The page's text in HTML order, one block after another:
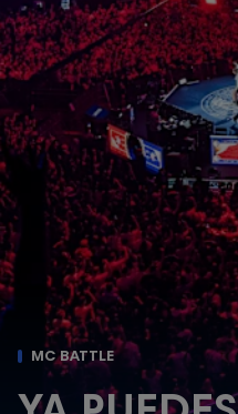
MC BATTLE